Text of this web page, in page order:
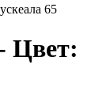
65
Цвет: